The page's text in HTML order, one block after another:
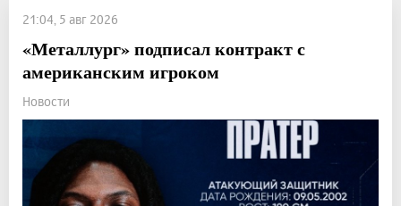
21:04, 5 авг 2026
«Металлург» подписал контракт с
американским игроком
Новости